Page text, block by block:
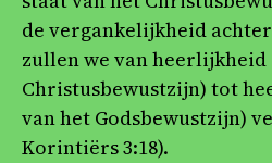
de vergankelijkheid
zullen we van heerlijkheid
Christusbewustzijn) tot
van het Godsbewustzijn)
Korintiërs 3:18).